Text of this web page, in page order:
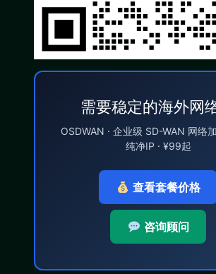
需要稳定的海外网
OSDWAN · 企业级 SD-WAN 网络
纯净IP · ¥99起
查看套餐价格
咨询顾问